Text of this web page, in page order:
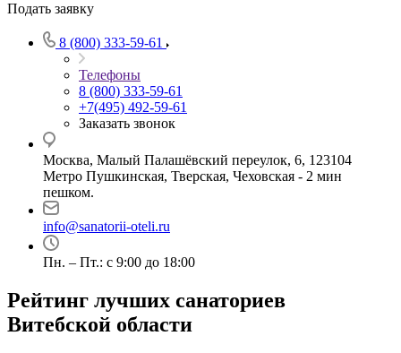
Подать заявку
8 (800) 333-59-61
Телефоны
8 (800) 333-59-61
+7(495) 492-59-61
Заказать звонок
Москва, Малый Палашёвский переулок, 6, 123104
Метро Пушкинская, Тверская, Чеховская - 2 мин
пешком.
info@sanatorii-oteli.ru
Пн. – Пт.: с 9:00 до 18:00
Рейтинг лучших санаториев
Витебской области